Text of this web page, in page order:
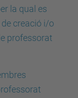
la qual es
creació i/o
professorat